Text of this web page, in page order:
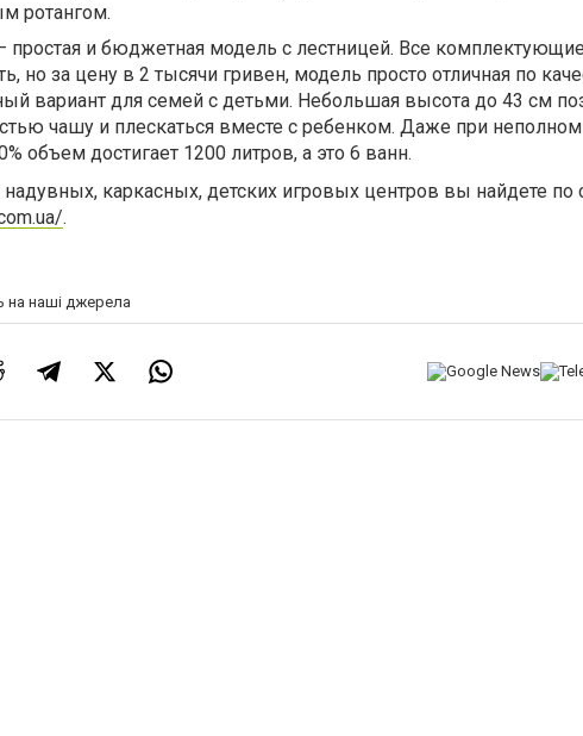
ротангом.
простая и бюджетная модель с лестницей. Все комплектующие
но за цену в 2 тысячи гривен, модель просто отличная по
вариант для семей с детьми. Небольшая высота до 43 см
чашу и плескаться вместе с ребенком. Даже при неполном
объем достигает 1200 литров, а это 6 ванн.
каркасных, детских игровых центров вы найдете по
.
на наші джерела